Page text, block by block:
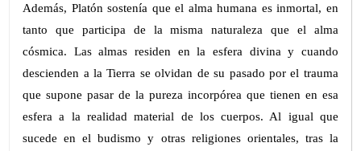
Además, Platón sostenía que el alma humana es inmortal, en
tanto que participa de la misma naturaleza que el alma
cósmica. Las almas residen en la esfera divina y cuando
descienden a la Tierra se olvidan de su pasado por el trauma
que supone pasar de la pureza incorpórea que tienen en esa
esfera a la realidad material de los cuerpos. Al igual que
sucede en el budismo y otras religiones orientales, tras la